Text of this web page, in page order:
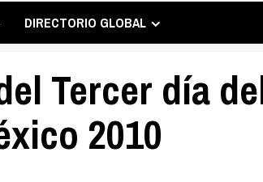
DIRECTORIO GLOBAL
Tercer día
2010